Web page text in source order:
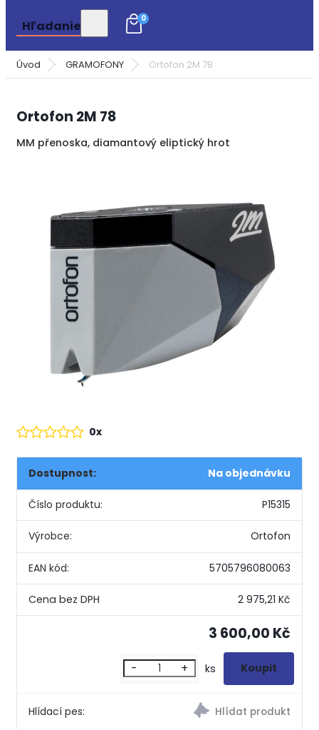
Hľadanie 0
Úvod GRAMOFONY Ortofon 2M 78
Ortofon 2M 78
MM přenoska, diamantový eliptický hrot
0x
Dostupnost: Na objednávku
Číslo produktu: P15315
Výrobce: Ortofon
EAN kód: 5705796080063
2 975,21 Kč
3 600,00 Kč
Hlídací pes:
- + ks